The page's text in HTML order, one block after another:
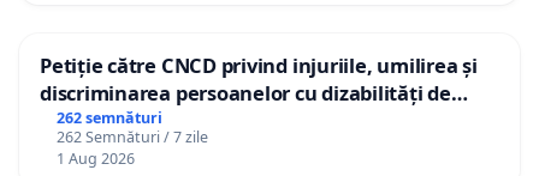
Petiție către CNCD privind injuriile, umilirea și
discriminarea persoanelor cu dizabilități de
către utilizatorul TikTok „Gorici”
262 semnături
262 Semnături / 7 zile
1 Aug 2026